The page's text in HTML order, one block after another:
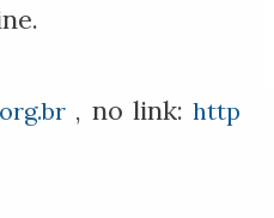
, no link:http